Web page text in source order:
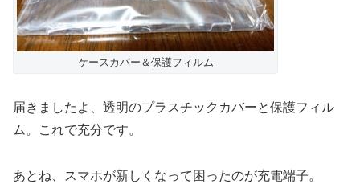
ケースカバー＆保護フィルム
届きましたよ、透明のプラスチックカバーと保護フィル
ム。これで充分です。
あとね、スマホが新しくなって困ったのが充電端子。